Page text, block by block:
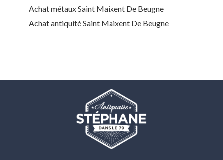
Achat métaux Saint Maixent De Beugne
Achat antiquité Saint Maixent De Beugne